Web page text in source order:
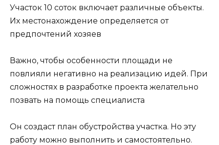
Участок 10 соток включает различные объекты.
Их местонахождение определяется от
предпочтений хозяев
Важно, чтобы особенности площади не
повлияли негативно на реализацию идей. При
сложностях в разработке проекта желательно
позвать на помощь специалиста
Он создаст план обустройства участка. Но эту
работу можно выполнить и самостоятельно.